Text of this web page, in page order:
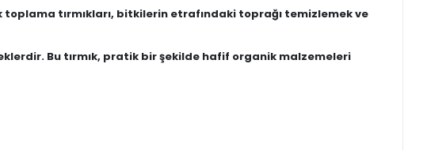
tırmıkları, bitkilerin etrafındaki toprağı temizlemek ve
Bu tırmık, pratik bir şekilde hafif organik malzemeleri